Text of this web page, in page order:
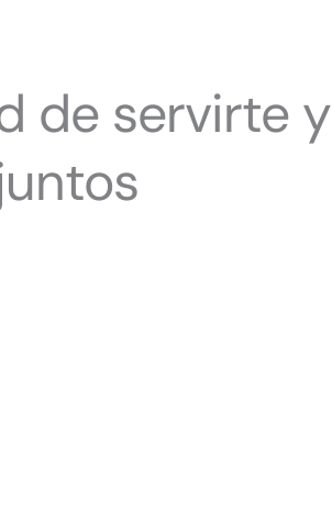
de servirte y